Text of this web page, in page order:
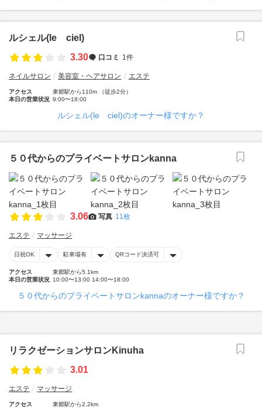
ルシェル(le ciel)
3.30
口コミ 1件
ネイルサロン 美容室・ヘアサロン エステ
アクセス
東郷駅から110m （徒歩2分）
本日の営業状況 9:00〜18:00
ルシェル(le ciel)のオーナー様ですか？
５０代からのプライベートサロンkanna
3.06 写真 11枚
エステ マッサージ
日祝OK 駐車場有 QRコード決済可
アクセス
東郷駅から5.1km
本日の営業状況 10:00〜13:00 14:00〜18:00
５０代からのプライベートサロンkannaのオーナー様ですか？
リラクゼーションサロンKinuha
3.01
エステ マッサージ
アクセス 東郷駅から2.2km